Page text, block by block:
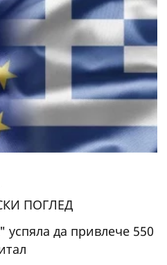
ПОГЛЕД
да привлече 550